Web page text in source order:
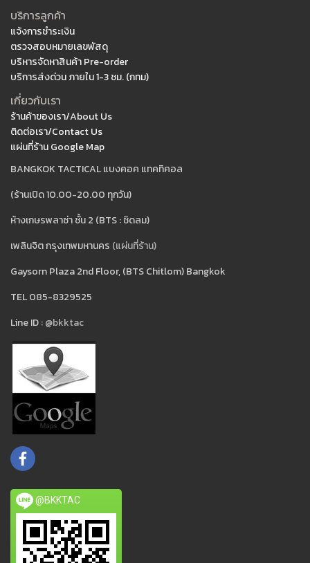
บริการลูกค้า
แจ้งการชำระเงิน
ตรวจสอบหมายเลขพัสดุ
บริหารจัดหาสินค้า Pre-order
บริการส่งด่วน ภายใน 1-3 ชม. (กทม)
เกี่ยวกับเรา
ร้านค้าของเรา/About Us
ติดต่อเรา/Contact Us
แผ่นที่ร้าน Google Map
BANGKOK TACTICAL แบงคอค แทคทิคอล
(ร้านเปิด 10.00-20.00 ทุกวัน)
ห้างเกษรพลาซ่า ชั้น 2 (BTS : ชิดลม)
เพลินจิต กรุงเทพมหานคร (แผ่นที่ร้าน)
Gaysorn Plaza 2nd Floor, (BTS Chitlom) Bangkok
TEL 085-8329525
Line ID :@bkktac
@BKKTAC